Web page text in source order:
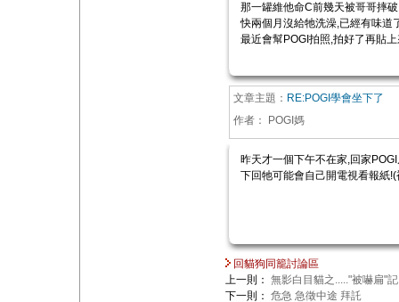
那一罐維他命C前幾天被哥哥摔
快兩個月沒給牠洗澡,已經有味道
最近會幫POGI拍照,拍好了再貼上
文章主題： RE:POGI學會坐下了
作者：
POGI媽
昨天才一個下午不在家,回家
下回牠可能會自己開電視看報紙
回貓狗同籠討論區
上一則： 無影白目貓之....."被嚇扁"記
下一則： 危急 急徵中途 拜託